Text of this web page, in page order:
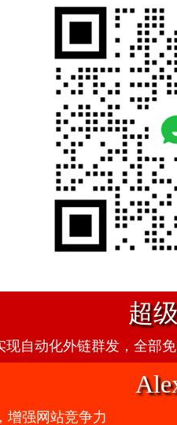
超
自动化外链群发，全部
增强网站竞争力